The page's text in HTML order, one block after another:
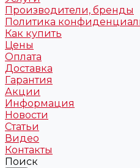
Производители, бренды
Политика
Как купить
Цены
Оплата
Доставка
Гарантия
Акции
Информация
Новости
Статьи
Видео
Контакты
Поиск